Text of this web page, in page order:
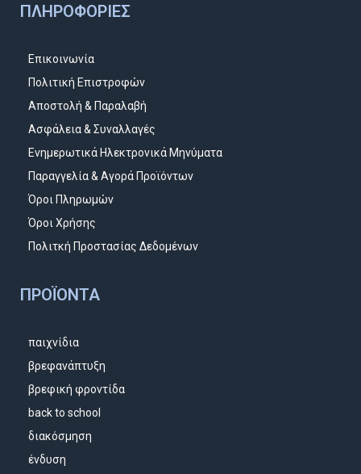
ΠΛΗΡΟΦΟΡΊΕΣ
Επικοινωνία
Πολιτική Επιστροφών
Αποστολή & Παραλαβή
Ασφάλεια & Συναλλαγές
Ενημερωτικά Ηλεκτρονικά Μηνύματα
Παραγγελία & Αγορά Προϊόντων
Όροι Πληρωμών
Όροι Χρήσης
Πολιτκή Προστασίας Δεδομένων
ΠΡΟΪΌΝΤΑ
παιχνίδια
βρεφανάπτυξη
βρεφική φροντίδα
back to school
διακόσμηση
ένδυση